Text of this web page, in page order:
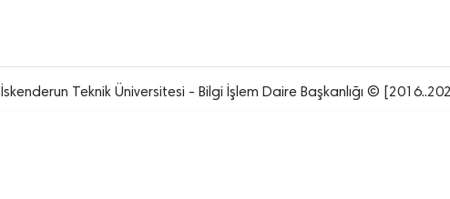
İskenderun Teknik Üniversitesi - Bilgi İşlem Daire Başkanlığı ©